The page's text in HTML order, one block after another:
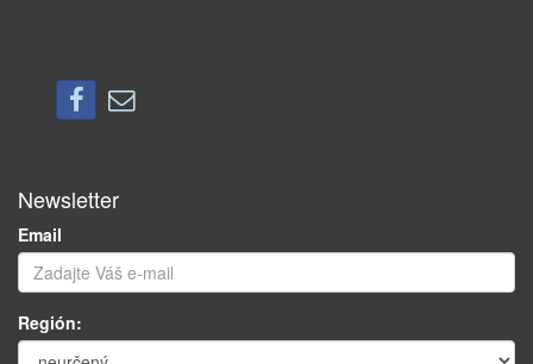
Newsletter
Email
Región: